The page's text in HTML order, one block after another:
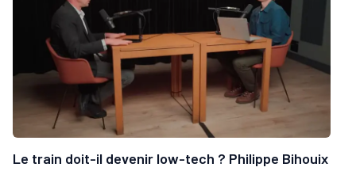
Le train doit-il devenir low-tech ? Philippe Bihouix